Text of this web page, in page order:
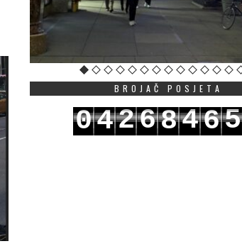
BROJAČ POSJETA
04268465